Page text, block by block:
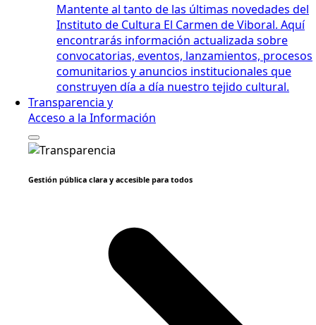
Mantente al tanto de las últimas novedades del
Instituto de Cultura El Carmen de Viboral. Aquí
encontrarás información actualizada sobre
convocatorias, eventos, lanzamientos, procesos
comunitarios y anuncios institucionales que
construyen día a día nuestro tejido cultural.
Transparencia y
Acceso a la Información
Gestión pública clara y accesible para todos